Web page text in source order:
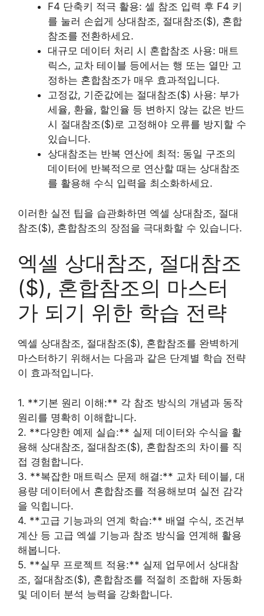
F4 단축키 적극 활용: 셀 참조 입력 후 F4 키
를 눌러 손쉽게 상대참조, 절대참조($), 혼합
참조를 전환하세요.
대규모 데이터 처리 시 혼합참조 사용: 매트
릭스, 교차 테이블 등에서는 행 또는 열만 고
정하는 혼합참조가 매우 효과적입니다.
고정값, 기준값에는 절대참조($) 사용: 부가
세율, 환율, 할인율 등 변하지 않는 값은 반드
시 절대참조($)로 고정해야 오류를 방지할 수
있습니다.
상대참조는 반복 연산에 최적: 동일 구조의
데이터에 반복적으로 연산할 때는 상대참조
를 활용해 수식 입력을 최소화하세요.
이러한 실전 팁을 습관화하면 엑셀 상대참조, 절대
참조($), 혼합참조의 장점을 극대화할 수 있습니다.
엑셀 상대참조, 절대참조
($), 혼합참조의 마스터
가 되기 위한 학습 전략
엑셀 상대참조, 절대참조($), 혼합참조를 완벽하게
마스터하기 위해서는 다음과 같은 단계별 학습 전략
이 효과적입니다.
1. **기본 원리 이해:** 각 참조 방식의 개념과 동작
원리를 명확히 이해합니다.
2. **다양한 예제 실습:** 실제 데이터와 수식을 활
용해 상대참조, 절대참조($), 혼합참조의 차이를 직
접 경험합니다.
3. **복잡한 매트릭스 문제 해결:** 교차 테이블, 대
용량 데이터에서 혼합참조를 적용해보며 실전 감각
을 익힙니다.
4. **고급 기능과의 연계 학습:** 배열 수식, 조건부
계산 등 고급 엑셀 기능과 참조 방식을 연계해 활용
해봅니다.
5. **실무 프로젝트 적용:** 실제 업무에서 상대참
조, 절대참조($), 혼합참조를 적절히 조합해 자동화
및 데이터 분석 능력을 강화합니다.